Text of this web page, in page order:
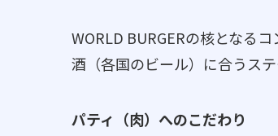
WORLD BURGERの核となる
酒（各国のビール）に合うス
パティ（肉）へのこだわり